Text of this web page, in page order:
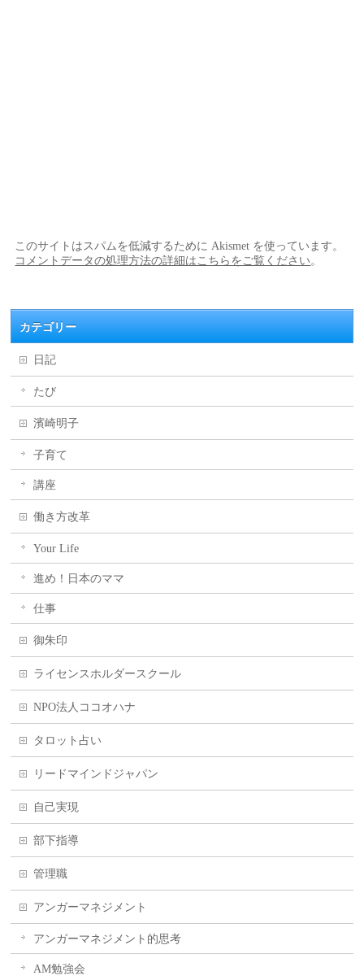
このサイトはスパムを低減するために Akismet を使っています。
コメントデータの処理方法の詳細はこちらをご覧ください。
カテゴリー
日記
たび
濱崎明子
子育て
講座
働き方改革
Your Life
進め！日本のママ
仕事
御朱印
ライセンスホルダースクール
NPO法人ココオハナ
タロット占い
リードマインドジャパン
自己実現
部下指導
管理職
アンガーマネジメント
アンガーマネジメント的思考
AM勉強会